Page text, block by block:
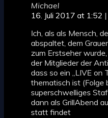
Michael
16. Juli 2017 at 1:52 |
Ich, als als Mensch,
abspaltet, dem
zum Erstseher
der Mitglieder der
dass so ein „LIVE on
thematisch ist (Folge
superschwelliges
dann als GrillAbend
statt findet